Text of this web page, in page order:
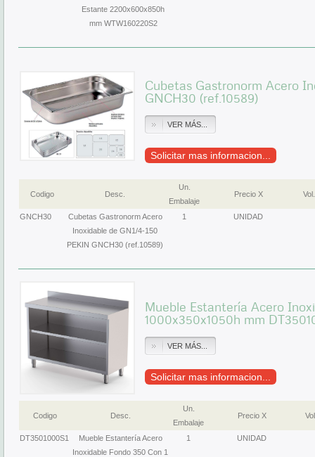
Estante 2200x600x850h
mm WTW160220S2
Cubetas Gastronorm Acero
GNCH30 (ref.10589)
VER MÁS...
Solicitar mas informacion...
Codigo Desc.
Un.
Embalaje
Precio X Vol.
GNCH30
Cubetas Gastronorm Acero
Inoxidable de GN1/4-150
PEKIN GNCH30 (ref.10589)
1 UNIDAD
Mueble Estantería Acero
1000x350x1050h mm
VER MÁS...
Solicitar mas informacion...
Codigo Desc.
Un.
Embalaje
Precio X
DT3501000S1
Mueble Estantería Acero
Inoxidable Fondo 350 Con 1
1 UNIDAD